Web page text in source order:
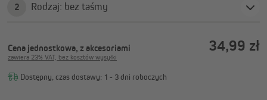
2 Rodzaj: bez taśmy
Cena jednostkowa, z akcesoriami 34,99 zł
zawiera 23% VAT, bez kosztów wysyłki
Dostępny, czas dostawy: 1 - 3 dni roboczych